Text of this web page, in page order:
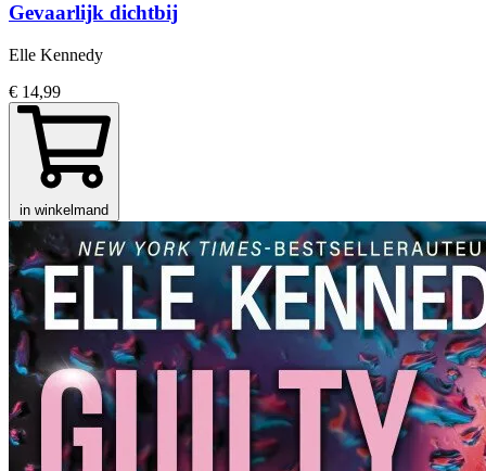
Gevaarlijk dichtbij
Elle Kennedy
€ 14,99
in winkelmand